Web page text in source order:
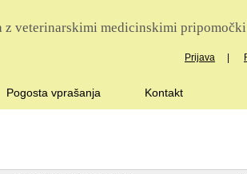
z veterinarskimi medicinskimi
Prijava
Pogosta vprašanja Kontakt